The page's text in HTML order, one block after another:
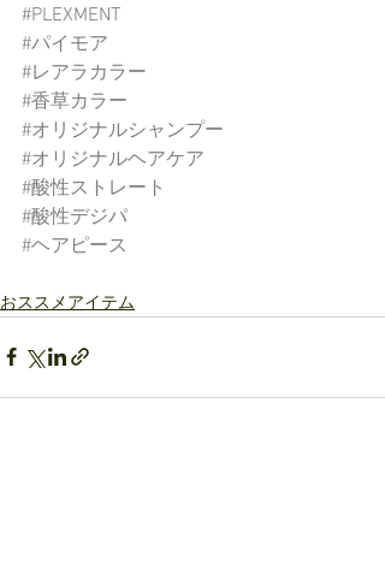
#PLEXMENT
#パイモア
#レアラカラー
#香草カラー
#オリジナルシャンプー
#オリジナルヘアケア
#酸性ストレート
#酸性デジパ
#ヘアピース
おススメアイテム